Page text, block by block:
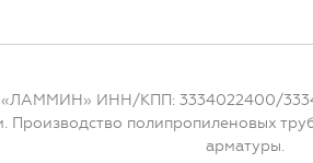
ИНН/КПП: 3334022400/
полипропиленовых
арматуры.